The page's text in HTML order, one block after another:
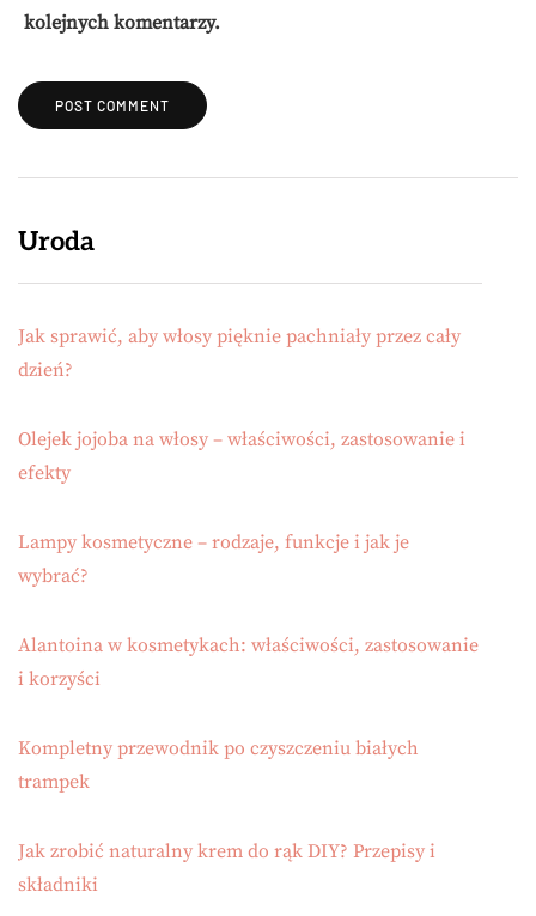
kolejnych komentarzy.
Uroda
Jak sprawić, aby włosy pięknie pachniały przez cały
dzień?
Olejek jojoba na włosy – właściwości, zastosowanie i
efekty
Lampy kosmetyczne – rodzaje, funkcje i jak je
wybrać?
Alantoina w kosmetykach: właściwości, zastosowanie
i korzyści
Kompletny przewodnik po czyszczeniu białych
trampek
Jak zrobić naturalny krem do rąk DIY? Przepisy i
składniki